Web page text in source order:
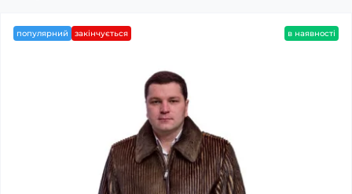
популярний закінчується в наявності